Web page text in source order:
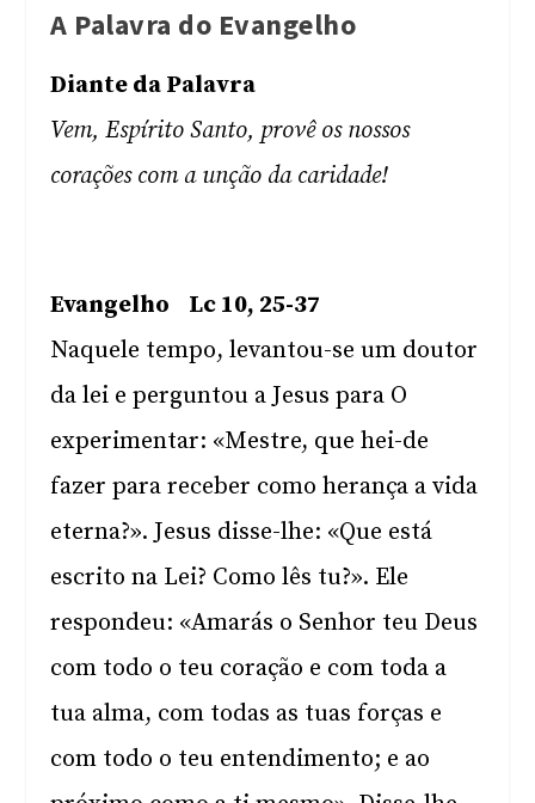
A Palavra do Evangelho
Diante da Palavra
Vem, Espírito Santo, provê os nossos
corações com a unção da caridade!
Evangelho Lc 10, 25-37
Naquele tempo, levantou-se um doutor
da lei e perguntou a Jesus para O
experimentar: «Mestre, que hei-de
fazer para receber como herança a vida
eterna?». Jesus disse-lhe: «Que está
escrito na Lei? Como lês tu?». Ele
respondeu: «Amarás o Senhor teu Deus
com todo o teu coração e com toda a
tua alma, com todas as tuas forças e
com todo o teu entendimento; e ao